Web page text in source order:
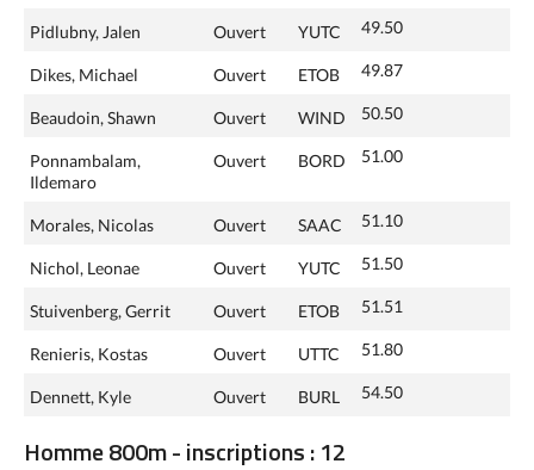
Pidlubny, Jalen Ouvert YUTC 49.50
Dikes, Michael Ouvert ETOB 49.87
Beaudoin, Shawn Ouvert WIND 50.50
Ponnambalam,
Ildemaro
Ouvert BORD 51.00
Morales, Nicolas Ouvert SAAC 51.10
Nichol, Leonae Ouvert YUTC 51.50
Stuivenberg, Gerrit Ouvert ETOB 51.51
Renieris, Kostas Ouvert UTTC 51.80
Dennett, Kyle Ouvert BURL 54.50
Homme 800m - inscriptions : 12